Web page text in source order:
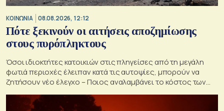
ΚΟΙΝΩΝΙΑ 08.08.2026, 12:12
Πότε ξεκινούν οι αιτήσεις αποζημίωσης
στους πυρόπληκτους
Όσοι ιδιοκτήτες κατοικιών στις πληγείσες από τη μεγάλη
φωτιά περιοχές έλειπαν κατά τις αυτοψίες, μπορούν να
ζητήσουν νέο έλεγχο – Ποιος αναλαμβάνει το κόστος των